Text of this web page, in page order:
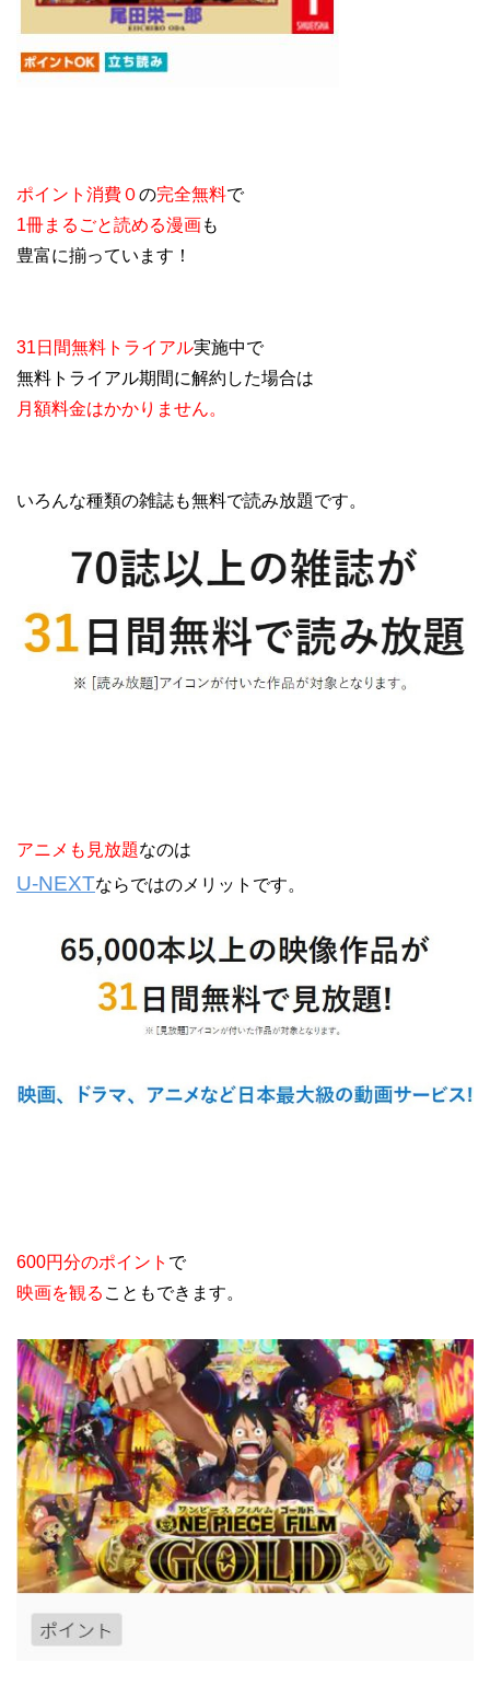
ポイント消費０の完全無料で
1冊まるごと読める漫画も
豊富に揃っています！
31日間無料トライアル実施中で
無料トライアル期間に解約した場合は
月額料金はかかりません。
いろんな種類の雑誌も無料で読み放題です。
アニメも見放題なのは
U-NEXTならではのメリットです。
600円分のポイント で
映画を観る こともできます。